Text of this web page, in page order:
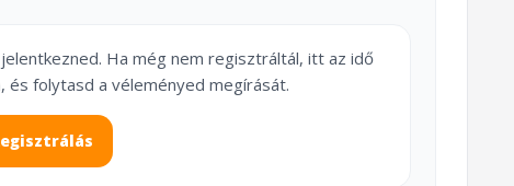
Ha még nem regisztráltál, itt az idő
folytasd a véleményed megírását.